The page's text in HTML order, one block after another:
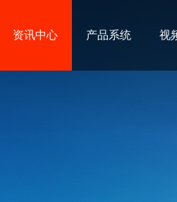
资讯中心 产品系统 视